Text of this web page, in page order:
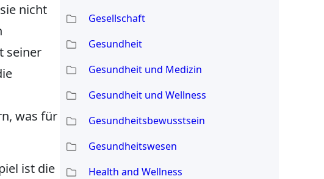
nicht
seiner
was für
ist die
Gesellschaft
Gesundheit
Gesundheit und Medizin
Gesundheit und Wellness
Gesundheitsbewusstsein
Gesundheitswesen
Health and Wellness